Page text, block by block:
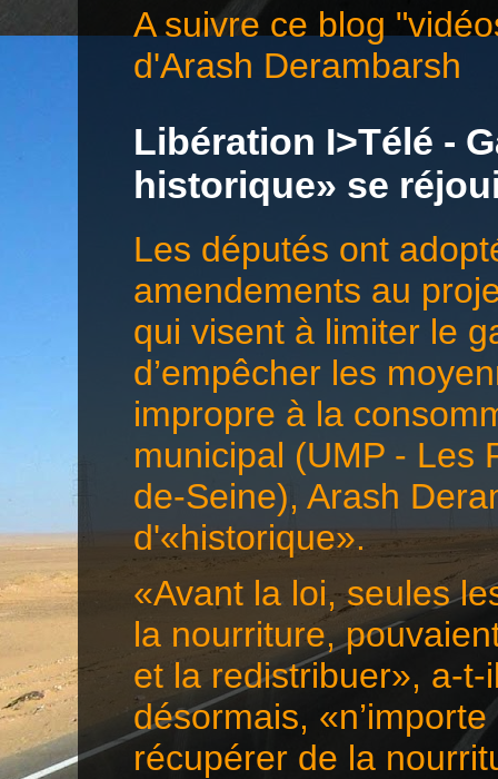
A suivre ce blog
d'Arash Derambarsh
Libération I>Télé -
historique» se
Les députés ont
amendements au
qui visent à limiter le
d’empêcher les
impropre à la
municipal (UMP - Les
de-Seine), Arash
d'«historique».
«Avant la loi, seules
la nourriture,
et la redistribuer», a-
désormais,
récupérer de la